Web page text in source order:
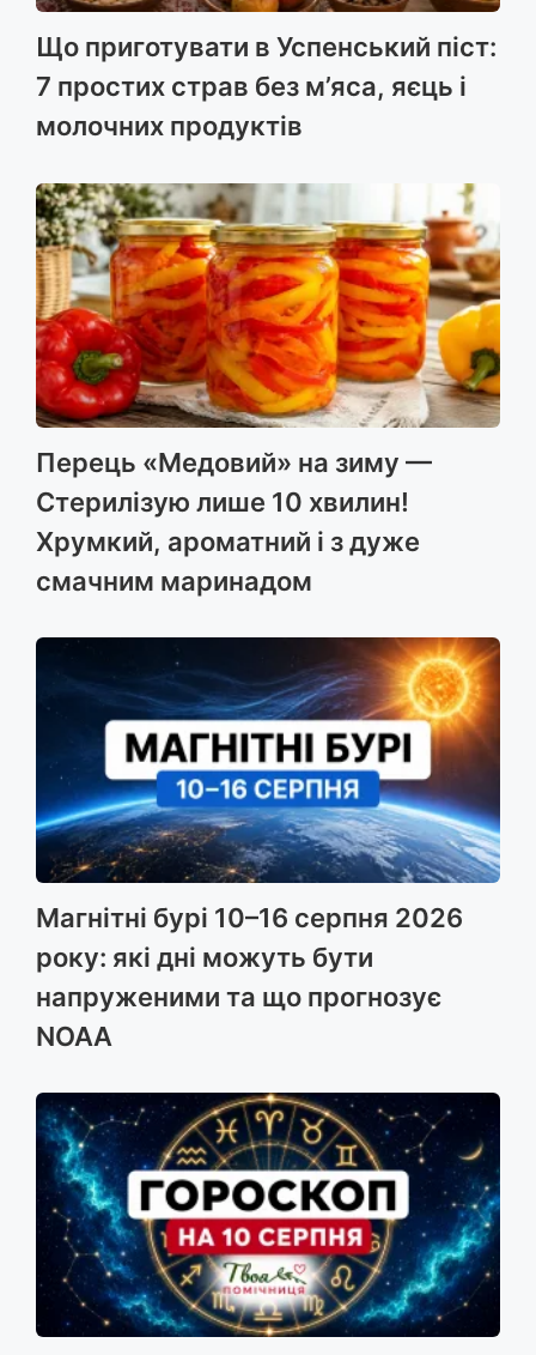
Що приготувати в Успенський піст:
7 простих страв без м’яса, яєць і
молочних продуктів
Перець «Медовий» на зиму —
Стерилізую лише 10 хвилин!
Хрумкий, ароматний і з дуже
смачним маринадом
Магнітні бурі 10–16 серпня 2026
року: які дні можуть бути
напруженими та що прогнозує
NOAA